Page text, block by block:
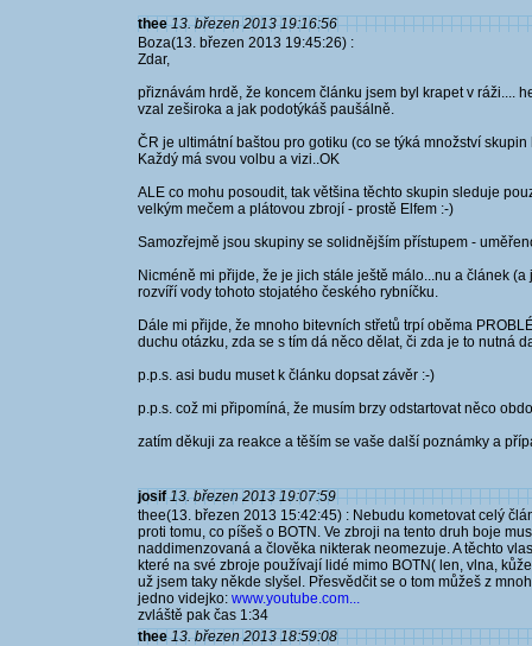
thee 13. březen 2013 19:16:56
Boza(13. březen 2013 19:45:26) :
Zdar,
přiznávám hrdě, že koncem článku jsem byl krapet v ráži....
vzal zeširoka a jak podotýkáš paušálně.
ČR je ultimátní baštou pro gotiku (co se týká množství
Každý má svou volbu a vizi..OK
ALE co mohu posoudit, tak většina těchto skupin sleduje
velkým mečem a plátovou zbrojí - prostě Elfem :-)
Samozřejmě jsou skupiny se solidnějším přístupem -
Nicméně mi přijde, že je jich stále ještě málo...nu a článek
rozvíří vody tohoto stojatého českého rybníčku.
Dále mi přijde, že mnoho bitevních střetů trpí oběma
duchu otázku, zda se s tím dá něco dělat, či zda je to nutná
p.p.s. asi budu muset k článku dopsat závěr :-)
p.p.s. což mi připomíná, že musím brzy odstartovat něco
zatím děkuji za reakce a těším se vaše další poznámky a
josif 13. březen 2013 19:07:59
thee(13. březen 2013 15:42:45) : Nebudu kometovat celý
proti tomu, co píšeš o BOTN. Ve zbroji na tento druh boje
naddimenzovaná a člověka nikterak neomezuje. A těchto
které na své zbroje používají lidé mimo BOTN( len, vlna,
už jsem taky někde slyšel. Přesvědčit se o tom můžeš z
jedno videjko: www.youtube.com...
zvláště pak čas 1:34
thee 13. březen 2013 18:59:08